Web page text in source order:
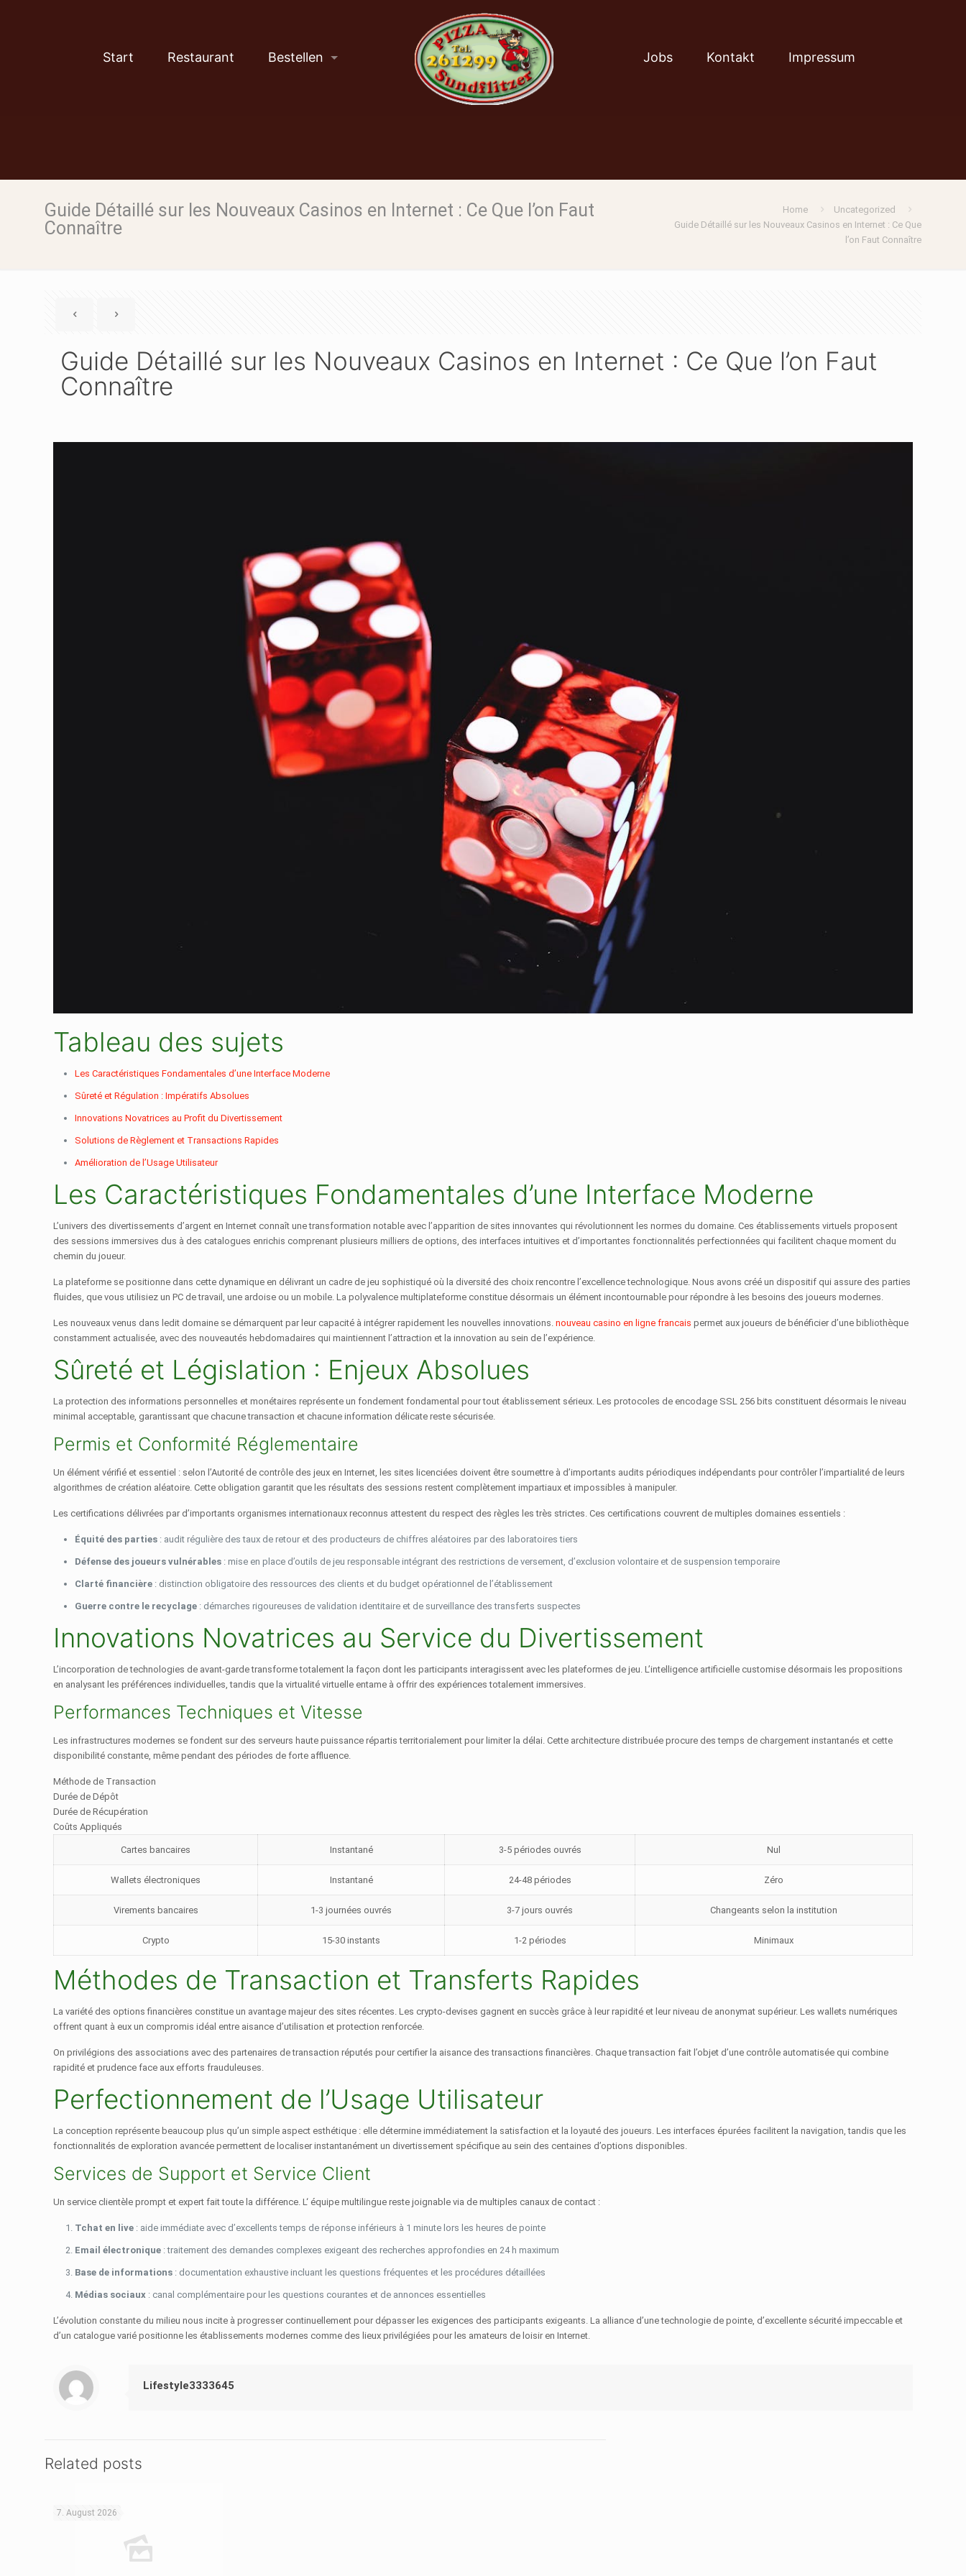
Start Restaurant Bestellen Jobs Kontakt Impressum
Guide Détaillé sur les Nouveaux Casinos en Internet : Ce Que l’on Faut
Connaître
Home
Uncategorized
Guide Détaillé sur les Nouveaux Casinos en Internet : Ce Que
l’on Faut Connaître
Guide Détaillé sur les Nouveaux Casinos en Internet : Ce Que l’on Faut
Connaître
Tableau des sujets
Les Caractéristiques Fondamentales d’une Interface Moderne
Sûreté et Régulation : Impératifs Absolues
Innovations Novatrices au Profit du Divertissement
Solutions de Règlement et Transactions Rapides
Amélioration de l’Usage Utilisateur
Les Caractéristiques Fondamentales d’une Interface Moderne
L’univers des divertissements d’argent en Internet connaît une transformation notable avec l’apparition de sites innovantes qui révolutionnent les normes du domaine. Ces établissements virtuels proposent
des sessions immersives dus à des catalogues enrichis comprenant plusieurs milliers de options, des interfaces intuitives et d’importantes fonctionnalités perfectionnées qui facilitent chaque moment du
chemin du joueur.
La plateforme se positionne dans cette dynamique en délivrant un cadre de jeu sophistiqué où la diversité des choix rencontre l’excellence technologique. Nous avons créé un dispositif qui assure des parties
fluides, que vous utilisiez un PC de travail, une ardoise ou un mobile. La polyvalence multiplateforme constitue désormais un élément incontournable pour répondre à les besoins des joueurs modernes.
Les nouveaux venus dans ledit domaine se démarquent par leur capacité à intégrer rapidement les nouvelles innovations.nouveau casino en ligne francais permet aux joueurs de bénéficier d’une bibliothèque
constamment actualisée, avec des nouveautés hebdomadaires qui maintiennent l’attraction et la innovation au sein de l’expérience.
Sûreté et Législation : Enjeux Absolues
La protection des informations personnelles et monétaires représente un fondement fondamental pour tout établissement sérieux. Les protocoles de encodage SSL 256 bits constituent désormais le niveau
minimal acceptable, garantissant que chacune transaction et chacune information délicate reste sécurisée.
Permis et Conformité Réglementaire
Un élément vérifié et essentiel : selon l’Autorité de contrôle des jeux en Internet, les sites licenciées doivent être soumettre à d’importants audits périodiques indépendants pour contrôler l’impartialité de leurs
algorithmes de création aléatoire. Cette obligation garantit que les résultats des sessions restent complètement impartiaux et impossibles à manipuler.
Les certifications délivrées par d’importants organismes internationaux reconnus attestent du respect des règles les très strictes. Ces certifications couvrent de multiples domaines essentiels :
Équité des parties : audit régulière des taux de retour et des producteurs de chiffres aléatoires par des laboratoires tiers
Défense des joueurs vulnérables : mise en place d’outils de jeu responsable intégrant des restrictions de versement, d’exclusion volontaire et de suspension temporaire
Clarté financière : distinction obligatoire des ressources des clients et du budget opérationnel de l’établissement
Guerre contre le recyclage : démarches rigoureuses de validation identitaire et de surveillance des transferts suspectes
Innovations Novatrices au Service du Divertissement
L’incorporation de technologies de avant-garde transforme totalement la façon dont les participants interagissent avec les plateformes de jeu. L’intelligence artificielle customise désormais les propositions
en analysant les préférences individuelles, tandis que la virtualité virtuelle entame à offrir des expériences totalement immersives.
Performances Techniques et Vitesse
Les infrastructures modernes se fondent sur des serveurs haute puissance répartis territorialement pour limiter la délai. Cette architecture distribuée procure des temps de chargement instantanés et cette
disponibilité constante, même pendant des périodes de forte affluence.
Méthode de Transaction
Durée de Dépôt
Durée de Récupération
Coûts Appliqués
Cartes bancaires Instantané 3-5 périodes ouvrés Nul
Wallets électroniques Instantané 24-48 périodes Zéro
Virements bancaires 1-3 journées ouvrés 3-7 jours ouvrés Changeants selon la institution
Crypto 15-30 instants 1-2 périodes Minimaux
Méthodes de Transaction et Transferts Rapides
La variété des options financières constitue un avantage majeur des sites récentes. Les crypto-devises gagnent en succès grâce à leur rapidité et leur niveau de anonymat supérieur. Les wallets numériques
offrent quant à eux un compromis idéal entre aisance d’utilisation et protection renforcée.
On privilégions des associations avec des partenaires de transaction réputés pour certifier la aisance des transactions financières. Chaque transaction fait l’objet d’une contrôle automatisée qui combine
rapidité et prudence face aux efforts frauduleuses.
Perfectionnement de l’Usage Utilisateur
La conception représente beaucoup plus qu’un simple aspect esthétique : elle détermine immédiatement la satisfaction et la loyauté des joueurs. Les interfaces épurées facilitent la navigation, tandis que les
fonctionnalités de exploration avancée permettent de localiser instantanément un divertissement spécifique au sein des centaines d’options disponibles.
Services de Support et Service Client
Un service clientèle prompt et expert fait toute la différence. L‘ équipe multilingue reste joignable via de multiples canaux de contact :
Tchat en live : aide immédiate avec d’excellents temps de réponse inférieurs à 1 minute lors les heures de pointe
Email électronique : traitement des demandes complexes exigeant des recherches approfondies en 24 h maximum
Base de informations : documentation exhaustive incluant les questions fréquentes et les procédures détaillées
Médias sociaux : canal complémentaire pour les questions courantes et de annonces essentielles
L’évolution constante du milieu nous incite à progresser continuellement pour dépasser les exigences des participants exigeants. La alliance d’une technologie de pointe, d’excellente sécurité impeccable et
d’un catalogue varié positionne les établissements modernes comme des lieux privilégiées pour les amateurs de loisir en Internet.
Lifestyle3333645
Related posts
7. August 2026